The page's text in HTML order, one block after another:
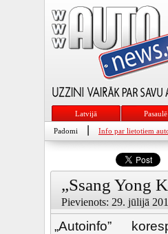
Latvijā Pasaulē
Padomi Info par lietotiem
„Ssang Yong
Pievienots: 29. jūlijā
„Autoinfo”